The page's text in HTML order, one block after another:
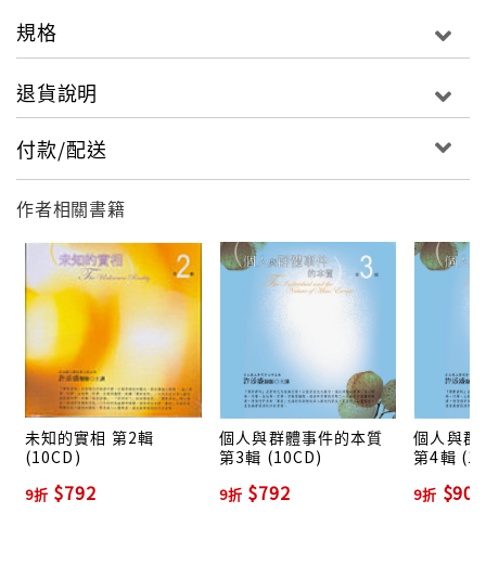
規格
退貨說明
付款/配送
作者相關書籍
未知的實相 第2輯
(10CD)
9折 $792
個人與群體事件的本質
第3輯 (10CD)
9折 $792
個人與群
第4輯
9折 $900